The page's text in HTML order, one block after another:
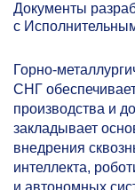
Документы
с
Горно-
СНГ
производства и
закладывает
внедрения
интеллекта,
и автономных